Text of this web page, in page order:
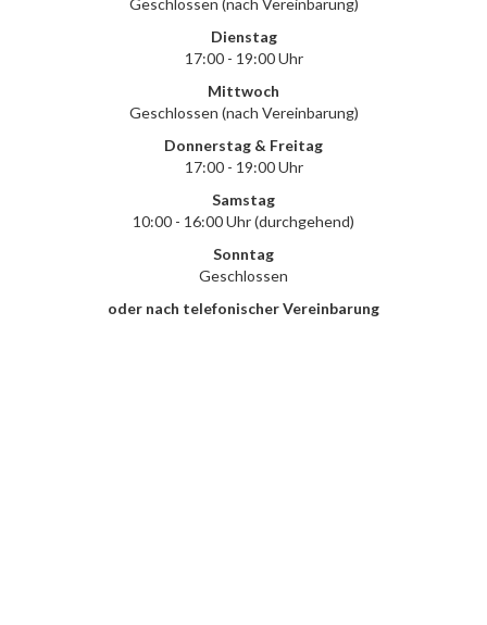
Geschlossen (nach Vereinbarung)
Dienstag
17:00 - 19:00 Uhr
Mittwoch
Geschlossen (nach Vereinbarung)
Donnerstag & Freitag
17:00 - 19:00 Uhr
Samstag
10:00 - 16:00 Uhr (durchgehend)
Sonntag
Geschlossen
oder nach telefonischer Vereinbarung